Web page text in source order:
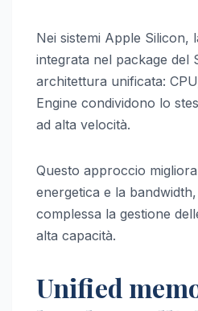
Nei sistemi Apple Silicon,
integrata nel package del
architettura unificata:
Engine condividono lo
ad alta velocità.
Questo approccio migliora
energetica e la
complessa la gestione
alta capacità.
Unified